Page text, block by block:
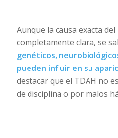
Aunque la causa exacta
completamente clara, se
genéticos,
pueden influir en su
destacar que el TDAH no
de disciplina o por malos